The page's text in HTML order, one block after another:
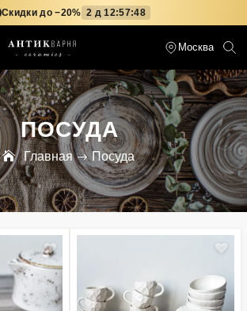
Скидки до −20% 2 д 12:57:46
Москва
ПОСУДА
Главная Посуда